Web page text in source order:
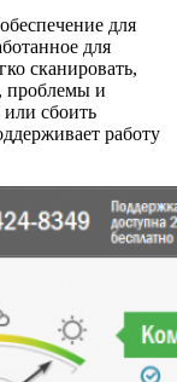
для
для
сканировать,
проблемы и
или сбоить
работу